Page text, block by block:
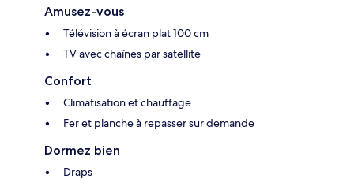
Amusez-vous
Télévision à écran plat 100 cm
TV avec chaînes par satellite
Confort
Climatisation et chauffage
Fer et planche à repasser sur demande
Dormez bien
Draps